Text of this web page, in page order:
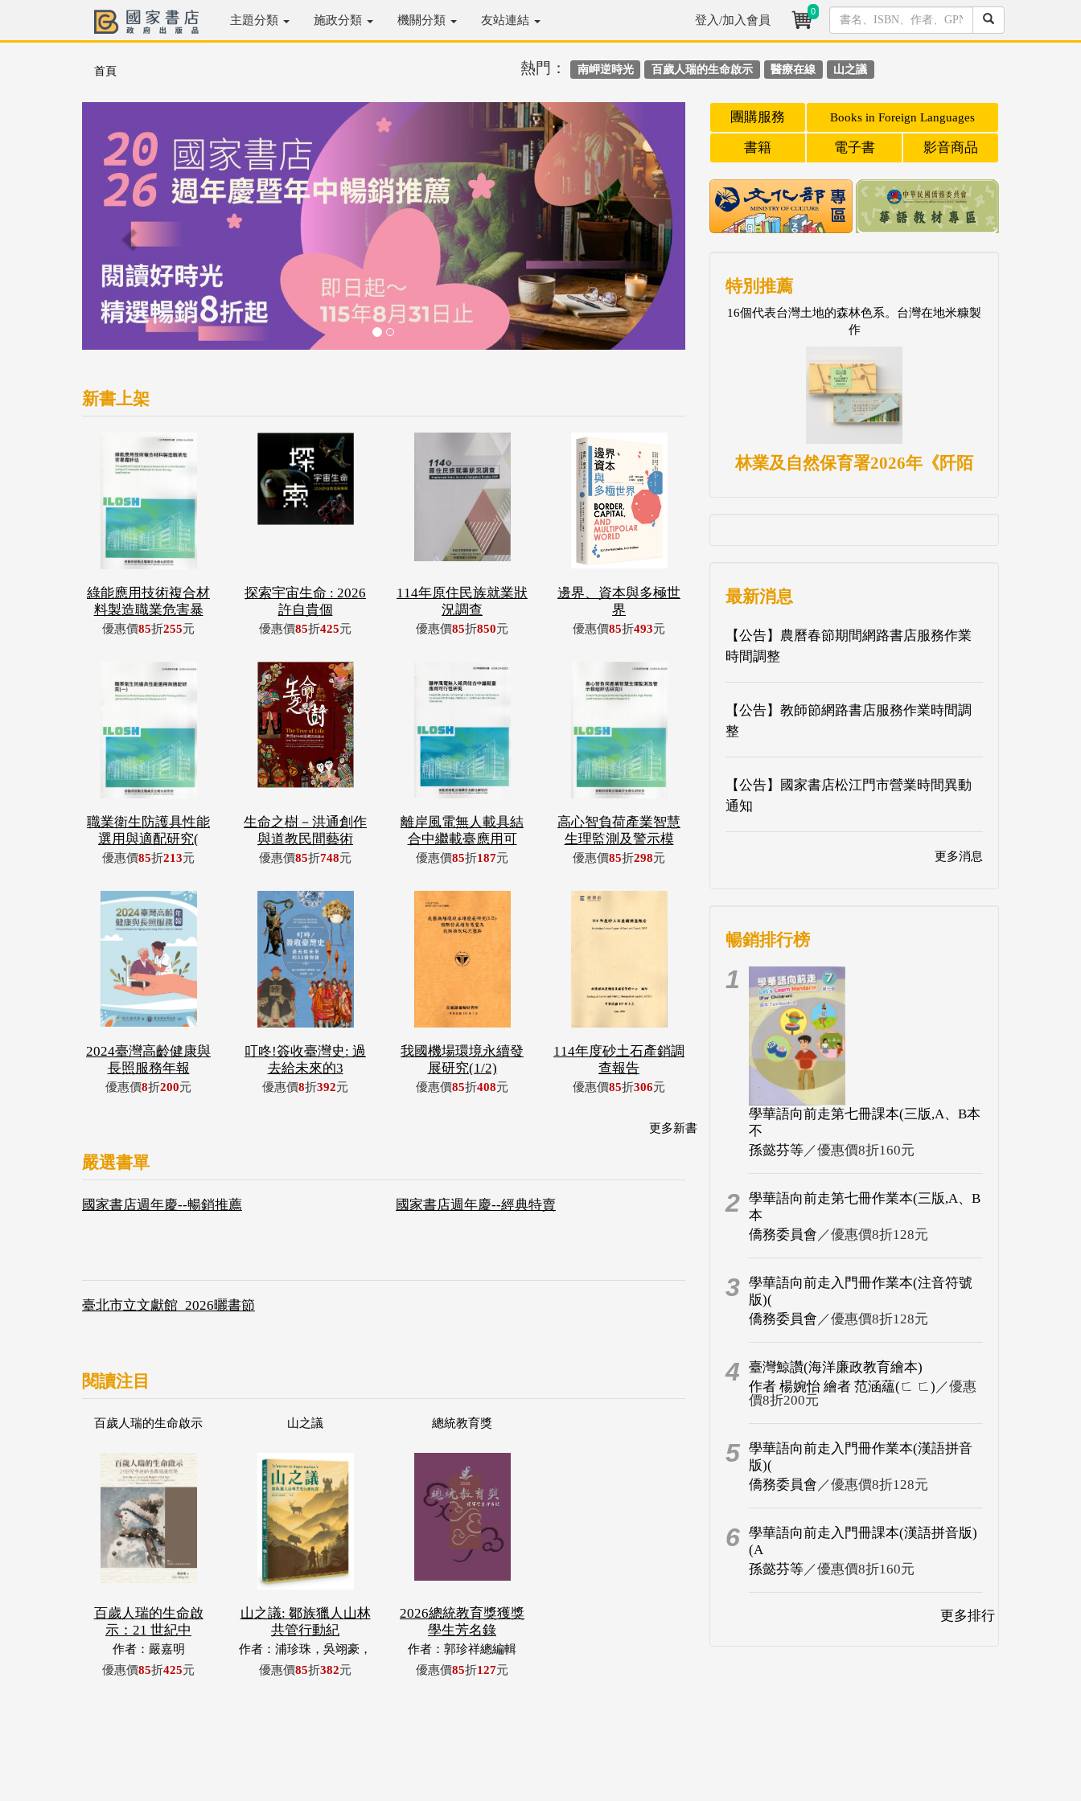
主題分類 施政分類 機關分類 友站連結 登入/加入會員
0
首頁 熱門： 南岬逆時光 百歲人瑞的生命啟示 醫療在線 山之議
新書上架
綠能應用技術複合材
料製造職業危害暴
優惠價85折255元
探索宇宙生命 : 2026
許自貴個
優惠價85折425元
114年原住民族就業狀
況調查
優惠價85折850元
邊界、資本與多極世
界
優惠價85折493元
職業衛生防護具性能
選用與適配研究(
優惠價85折213元
生命之樹－洪通創作
與道教民間藝術
優惠價85折748元
離岸風電無人載具結
合中繼載臺應用可
優惠價85折187元
高心智負荷產業智慧
生理監測及警示模
優惠價85折298元
2024臺灣高齡健康與
長照服務年報
優惠價8折200元
叮咚!簽收臺灣史: 過
去給未來的3
優惠價8折392元
我國機場環境永續發
展研究(1/2)
優惠價85折408元
114年度砂土石產銷調
查報告
優惠價85折306元
更多新書
嚴選書單
國家書店週年慶--暢銷推薦 國家書店週年慶--經典特賣
臺北市立文獻館_2026曬書節
閱讀注目
百歲人瑞的生命啟示
百歲人瑞的生命啟
示：21 世紀中
作者：嚴嘉明
優惠價85折425元
山之議
山之議: 鄒族獵人山林
共管行動紀
作者：浦珍珠，吳翊豪，
呂翊齊，張惠東，許玉
優惠價85折382元
總統教育獎
2026總統教育獎獲獎
學生芳名錄
作者：郭珍祥總編輯
優惠價85折127元
團購服務 Books in Foreign Languages
書籍 電子書 影音商品
特別推薦
16個代表台灣土地的森林色系。台灣在地米糠製
作
林業及自然保育署2026年《阡陌
最新消息
【公告】農曆春節期間網路書店服務作業
時間調整
【公告】教師節網路書店服務作業時間調
整
【公告】國家書店松江門市營業時間異動
通知
更多消息
暢銷排行榜
1
學華語向前走第七冊課本(三版,A、B本
不
孫懿芬等／優惠價8折160元
2 學華語向前走第七冊作業本(三版,A、B
本
僑務委員會 ／優惠價8折128元
3 學華語向前走入門冊作業本(注音符號
版)(
僑務委員會 ／優惠價8折128元
4
臺灣鯨讚(海洋廉政教育繪本)
作者 楊婉怡 繪者 范涵蘊(ㄈ ㄈ) ／優惠
價8折200元
5 學華語向前走入門冊作業本(漢語拼音
版)(
僑務委員會 ／優惠價8折128元
6 學華語向前走入門冊課本(漢語拼音版)
(A
孫懿芬等／優惠價8折160元
更多排行